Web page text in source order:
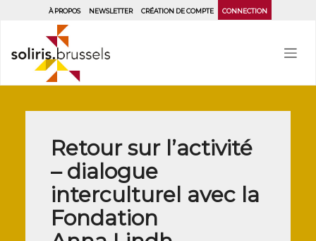
À PROPOS NEWSLETTER CRÉATION DE COMPTE CONNECTION
Retour sur l’activité
– dialogue
interculturel avec la
Fondation